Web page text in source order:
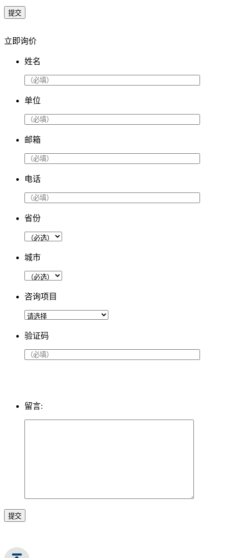
提交
立即询价
姓名
单位
邮箱
电话
省份
城市
咨询项目
验证码
留言:
提交